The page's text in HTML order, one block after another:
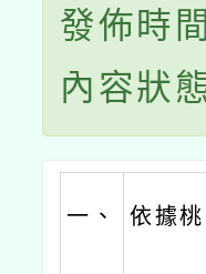
發佈時
內容狀
一、 依據